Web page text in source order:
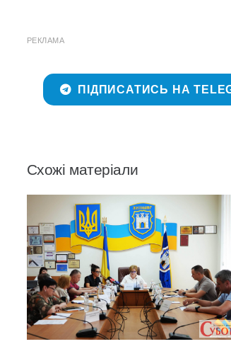
РЕКЛАМА
ПІДПИСАТИСЬ НА
Схожі матеріали